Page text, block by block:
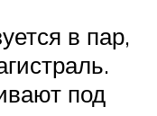
в пар,
под